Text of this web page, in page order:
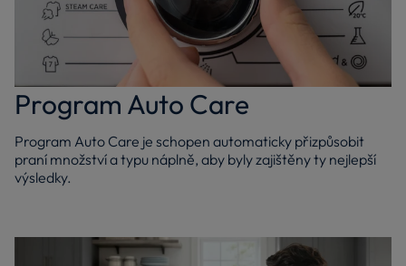
Program Auto Care
Program Auto Care je schopen automaticky přizpůsobit
praní množství a typu náplně, aby byly zajištěny ty nejlepší
výsledky.